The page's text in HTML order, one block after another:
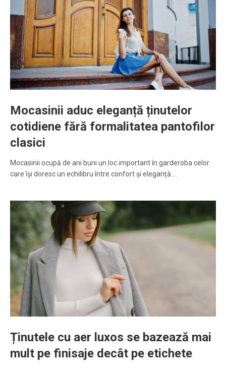
Mocasinii aduc eleganță ținutelor
cotidiene fără formalitatea pantofilor
clasici
Mocasinii ocupă de ani buni un loc important în garderoba celor
care își doresc un echilibru între confort și eleganță.…
Ținutele cu aer luxos se bazează mai
mult pe finisaje decât pe etichete